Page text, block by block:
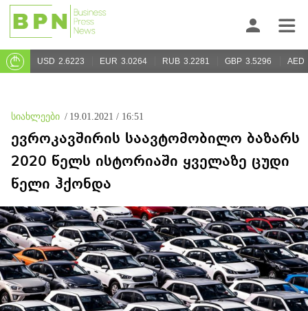
USD 2.6223 EUR 3.0264 RUB 3.2281 GBP 3.5296 AED
სიახლეები / 19.01.2021 / 16:51
ევროკავშირის საავტომობილო ბაზარს
2020 წელს ისტორიაში ყველაზე ცუდი
წელი ჰქონდა